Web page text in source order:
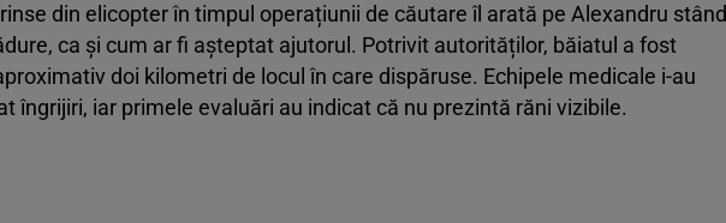
din elicopter în timpul operațiunii de căutare îl arată pe Alexandru stând
ca și cum ar fi așteptat ajutorul. Potrivit autorităților, băiatul a fost
doi kilometri de locul în care dispăruse. Echipele medicale i-au
îngrijiri, iar primele evaluări au indicat că nu prezintă răni vizibile.